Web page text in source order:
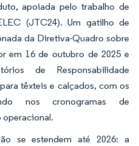
apoiada pelo trabalho de
(JTC24). Um gatilho de
da Diretiva-Quadro sobre
em 16 de outubro de 2025 e
de Responsabilidade
têxteis e calçados, com os
nos cronogramas de
operacional.
se estendem até 2026: a